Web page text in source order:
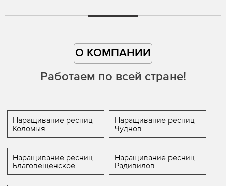
О КОМПАНИИ
Работаем по всей стране!
Наращивание ресниц
Коломыя
Наращивание ресниц
Чуднов
Наращивание ресниц
Благовещенское
Наращивание ресниц
Радивилов